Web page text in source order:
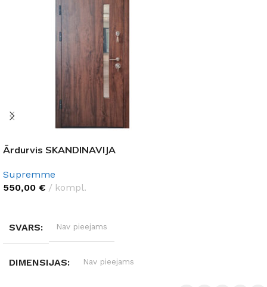
Ārdurvis SKANDINAVIJA
Supremme
550,00 € kompl.
SVARS Nav pieejams
DIMENSIJAS Nav pieejams